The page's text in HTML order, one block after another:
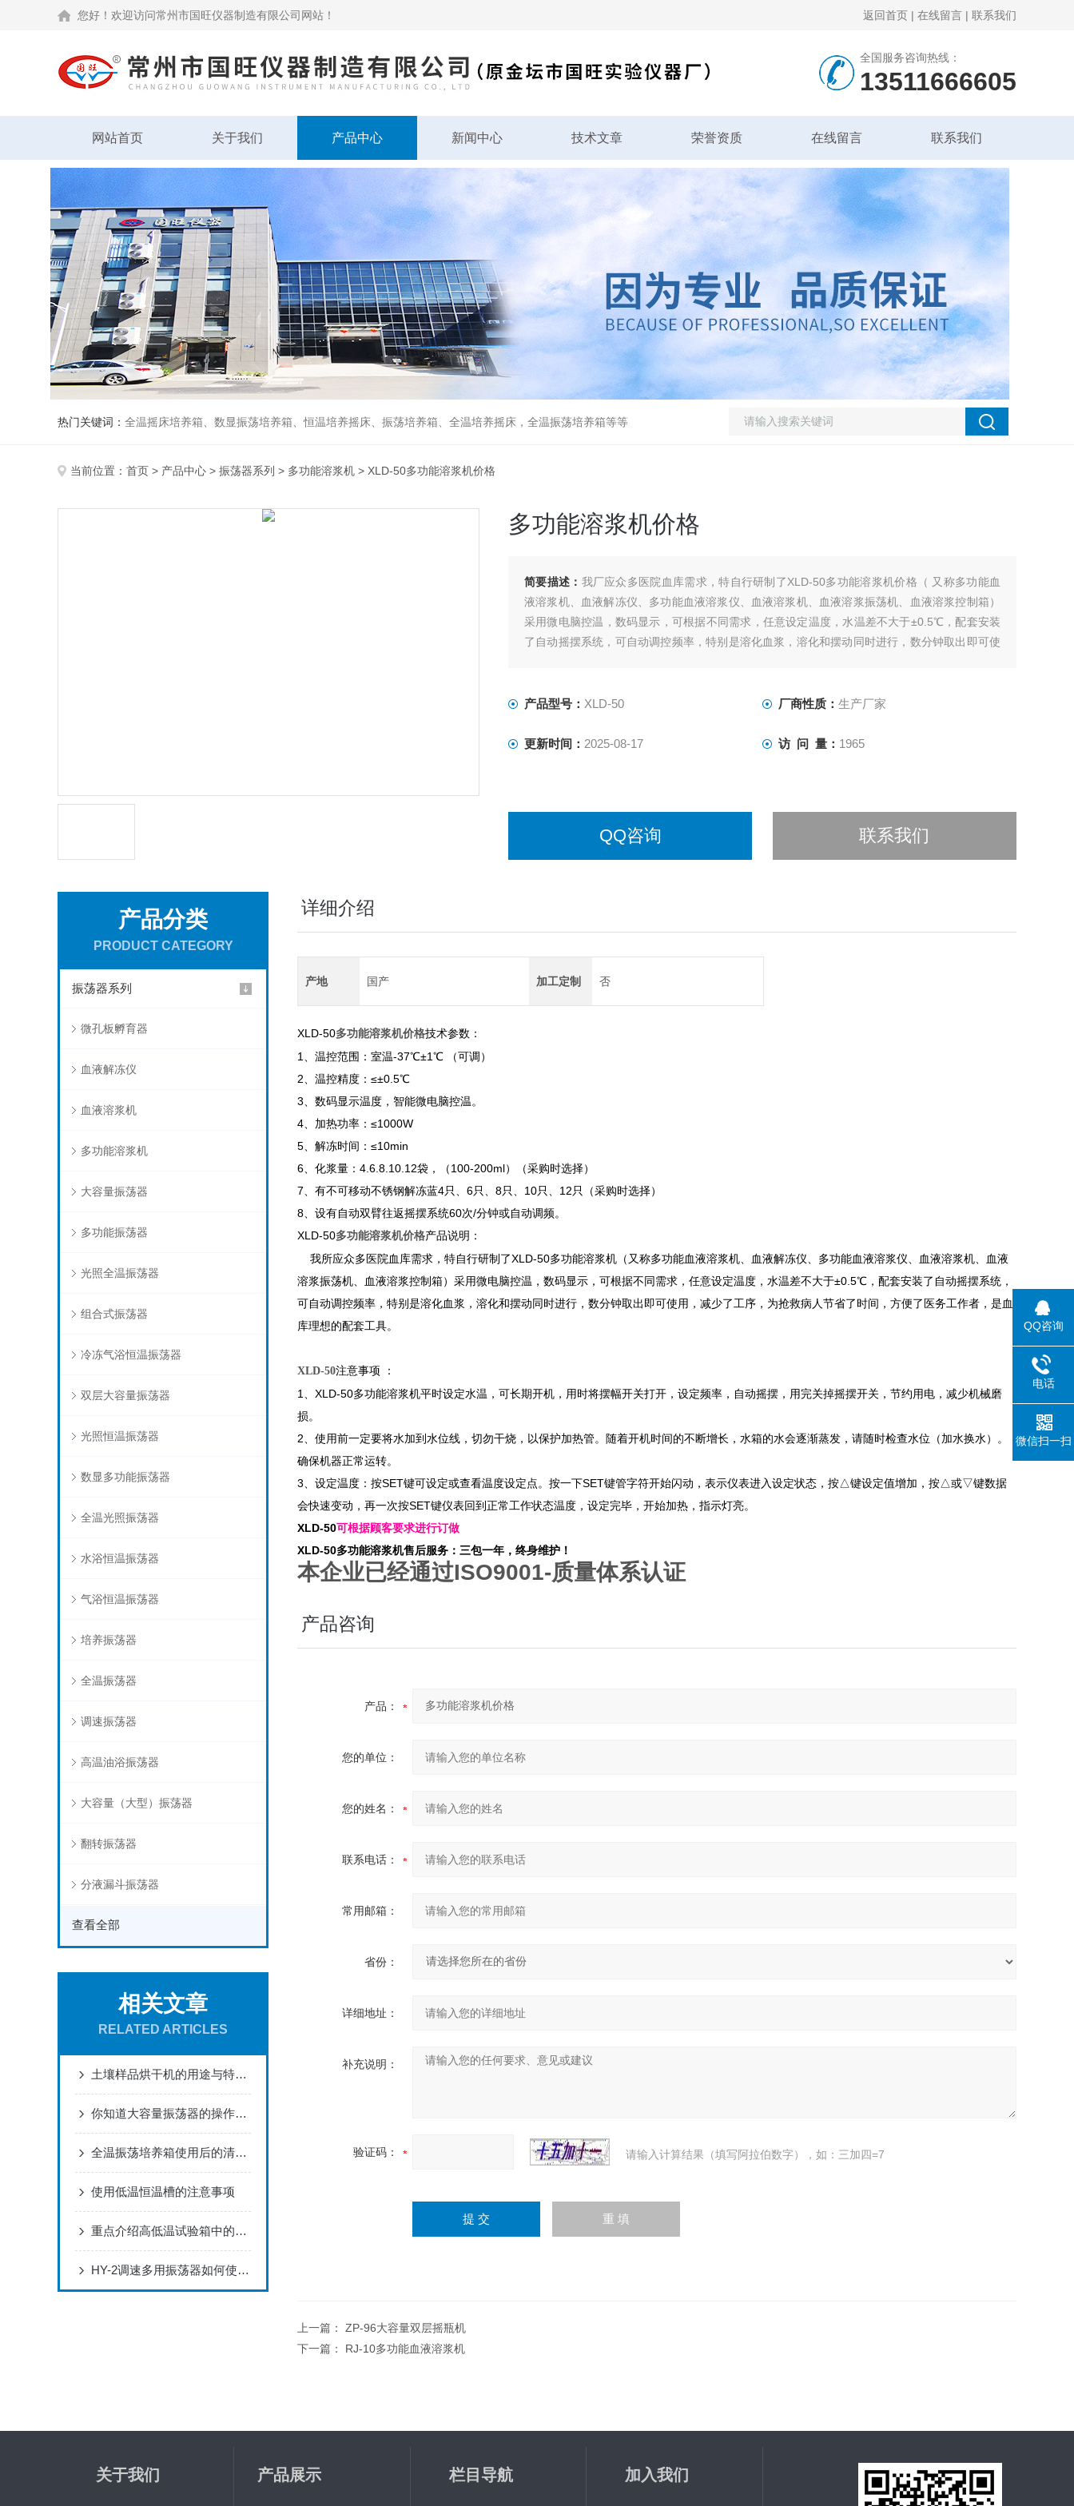
您好！欢迎访问常州市国旺仪器制造有限公司网站！ 返回首页 | 在线留言 | 联系我们
全国服务咨询热线：
13511666605
网站首页 关于我们 产品中心 新闻中心 技术文章 荣誉资质 在线留言 联系我们
热门关键词： 全温摇床培养箱、数显振荡培养箱、恒温培养摇床、振荡培养箱、全温培养摇床，全温振荡培养箱等等
当前位置： 首页 > 产品中心 > 振荡器系列 > 多功能溶浆机 > XLD-50多功能溶浆机价格
多功能溶浆机价格
简要描述： 我厂应众多医院血库需求，特自行研制了XLD-50多功能溶浆机价格（ 又称多功能血
液溶浆机、血液解冻仪、多功能血液溶浆仪、血液溶浆机、血液溶浆振荡机、血液溶浆控制箱）
采用微电脑控温，数码显示，可根据不同需求，任意设定温度，水温差不大于±0.5℃，配套安装
了自动摇摆系统，可自动调控频率，特别是溶化血浆，溶化和摆动同时进行，数分钟取出即可使
产品型号： XLD-50 厂商性质： 生产厂家
更新时间： 2025-08-17 访 问 量： 1965
QQ咨询 联系我们
产品分类
PRODUCT CATEGORY
振荡器系列
微孔板孵育器
血液解冻仪
血液溶浆机
多功能溶浆机
大容量振荡器
多功能振荡器
光照全温振荡器
组合式振荡器
冷冻气浴恒温振荡器
双层大容量振荡器
光照恒温振荡器
数显多功能振荡器
全温光照振荡器
水浴恒温振荡器
气浴恒温振荡器
培养振荡器
全温振荡器
调速振荡器
高温油浴振荡器
大容量（大型）振荡器
翻转振荡器
分液漏斗振荡器
查看全部
相关文章
RELATED ARTICLES
土壤样品烘干机的用途与特点总结
你知道大容量振荡器的操作使用流程么
全温振荡培养箱使用后的清洁事项
使用低温恒温槽的注意事项
重点介绍高低温试验箱中的蒸发器的工作原理
HY-2调速多用振荡器如何使用及保养
详细介绍
产地 国产 加工定制 否
XLD-50多功能溶浆机价格技术参数：
1、温控范围：室温-37℃±1℃ （可调）
2、温控精度：≤±0.5℃
3、数码显示温度，智能微电脑控温。
4、加热功率：≤1000W
5、解冻时间：≤10min
6、化浆量：4.6.8.10.12袋，（100-200ml）（采购时选择）
7、有不可移动不锈钢解冻蓝4只、6只、8只、10只、12只（采购时选择）
8、设有自动双臂往返摇摆系统60次/分钟或自动调频。
XLD-50多功能溶浆机价格产品说明：
我所应众多医院血库需求，特自行研制了XLD-50多功能溶浆机（又称多功能血液溶浆机、血液解冻仪、多功能血液溶浆仪、血液溶浆机、血液
溶浆振荡机、血液溶浆控制箱）采用微电脑控温，数码显示，可根据不同需求，任意设定温度，水温差不大于±0.5℃，配套安装了自动摇摆系统，
可自动调控频率，特别是溶化血浆，溶化和摆动同时进行，数分钟取出即可使用，减少了工序，为抢救病人节省了时间，方便了医务工作者，是血
库理想的配套工具。
XLD-50注意事项 ：
1、XLD-50多功能溶浆机平时设定水温，可长期开机，用时将摆幅开关打开，设定频率，自动摇摆，用完关掉摇摆开关，节约用电，减少机械磨
损。
2、使用前一定要将水加到水位线，切勿干烧，以保护加热管。随着开机时间的不断增长，水箱的水会逐渐蒸发，请随时检查水位（加水换水）。
确保机器正常运转。
3、设定温度：按SET键可设定或查看温度设定点。按一下SET键管字符开始闪动，表示仪表进入设定状态，按△键设定值增加，按△或▽键数据
会快速变动，再一次按SET键仪表回到正常工作状态温度，设定完毕，开始加热，指示灯亮。
XLD-50可根据顾客要求进行订做
XLD-50多功能溶浆机售后服务：三包一年，终身维护！
本企业已经通过ISO9001-质量体系认证
产品咨询
产品：
您的单位：
您的姓名：
联系电话：
常用邮箱：
省份：
详细地址：
补充说明：
验证码： 请输入计算结果（填写阿拉伯数字），如：三加四=7
上一篇： ZP-96大容量双层摇瓶机
下一篇： RJ-10多功能血液溶浆机
关于我们 产品展示 栏目导航 加入我们
QQ咨询
电话
微信扫一扫